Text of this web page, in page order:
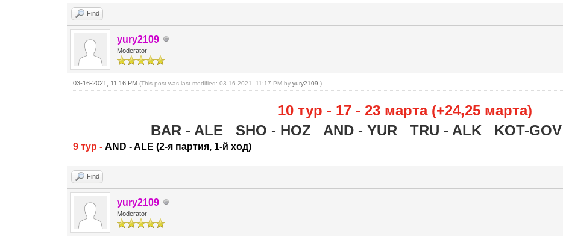
Find
yury2109
Moderator
03-16-2021, 11:16 PM(This post was last modified: 03-16-2021, 11:17 PM byyury2109 .)
10 тур - 17 - 23 марта (+24,25 марта)
BAR - ALE SHO - HOZ AND - YUR TRU - ALK KOT-GOV
9 тур -AND - ALE (2-я партия, 1-й ход)
Find
yury2109
Moderator